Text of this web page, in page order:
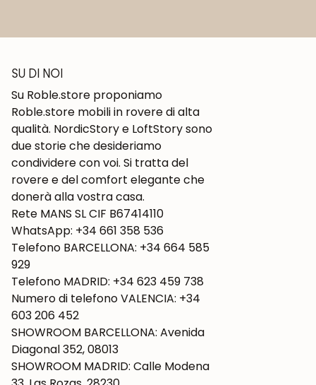
SU DI NOI
Su Roble.store proponiamo
Roble.store mobili in rovere di alta
qualità. NordicStory e LoftStory sono
due storie che desideriamo
condividere con voi. Si tratta del
rovere e del comfort elegante che
donerà alla vostra casa.
Rete MANS SL CIF B67414110
WhatsApp: +34 661 358 536
Telefono BARCELLONA: +34 664 585
929
Telefono MADRID: +34 623 459 738
Numero di telefono VALENCIA: +34
603 206 452
SHOWROOM BARCELLONA: Avenida
Diagonal 352, 08013
SHOWROOM MADRID: Calle Modena